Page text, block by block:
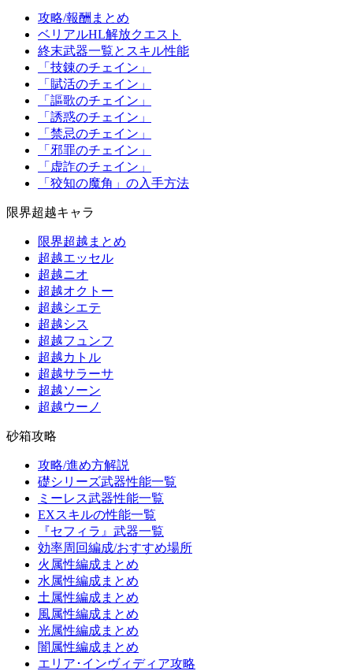
攻略/報酬まとめ
ベリアルHL解放クエスト
終末武器一覧とスキル性能
「技錬のチェイン」
「賦活のチェイン」
「謳歌のチェイン」
「誘惑のチェイン」
「禁忌のチェイン」
「邪罪のチェイン」
「虚詐のチェイン」
「狡知の魔角」の入手方法
限界超越キャラ
限界超越まとめ
超越エッセル
超越ニオ
超越オクトー
超越シエテ
超越シス
超越フュンフ
超越カトル
超越サラーサ
超越ソーン
超越ウーノ
砂箱攻略
攻略/進め方解説
礎シリーズ武器性能一覧
ミーレス武器性能一覧
EXスキルの性能一覧
『セフィラ』武器一覧
効率周回編成/おすすめ場所
火属性編成まとめ
水属性編成まとめ
土属性編成まとめ
風属性編成まとめ
光属性編成まとめ
闇属性編成まとめ
エリア･インヴィディア攻略